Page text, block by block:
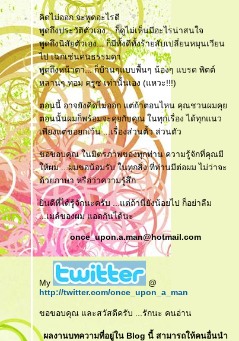
คิดไม่ออก จะพูดอะไรดี
พูดถึงประวัติตัวเอง... ก็ดูไม่เห็นมีอะไรน่าสนใจ
พูดถึงนิสัยตัวเอง... ก็มีทั้งดีทั้งร้ายสับเปลี่ยนหมุนเวียน
ไป เฉกเช่นคนธรรมดา
พูดถึงหน้าตา... ก็บ้านๆแบบพื้นๆ น้องๆ แบรด พิตต์
หลานๆ ทอม ครูซ เท่านั้นเอง (แหวะ!!!)
ตอนนี้ อาจยังคิดไม่ออก แต่ถ้าตอนไหน คุณชวนผมคุ
ตอนนั้นผมก็พร้อมจะคุยกับคุณ ในทุกเรื่อง ได้ทุกแนว
เพียงแต่ขอยกเว้น ...เรื่องส่วนตั้ว ส่วนตัว
ขอขอบคุณ ในมิตรภาพของทุกท่าน ความรู้จักที่คุณมี
ห้ผม ...ผมขอน้อมรับ ในทุกสิ่ง ที่ท่านมีต่อผม ไม่ว่าจะ
ด้วยภาษา หรือว่าความรู้สึก
ินดีที่ได้รู้จักนะครับ ...แต่ถ้านี่ยังน้อยไป ก็อย่าลืม
...เมล์ของผม แอดกันได้นะ
once_upon.a.man@hotmail.com
My
@
http://twitter.com/once_upon_a_man
ขอขอบคุณ และสวัสดีครับ ...รักนะ คนอ่าน
ผลงานบทความที่อยู่ใน Blog นี้ สามารถให้คนอื่นนำ